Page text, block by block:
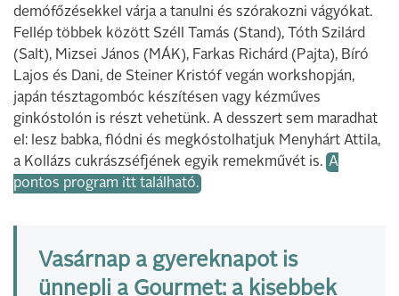
demófőzésekkel várja a tanulni és szórakozni vágyókat.
Fellép többek között Széll Tamás (Stand), Tóth Szilárd
(Salt), Mizsei János (MÁK), Farkas Richárd (Pajta), Bíró
Lajos és Dani, de Steiner Kristóf vegán workshopján,
japán tésztagombóc készítésen vagy kézműves
ginkóstolón is részt vehetünk. A desszert sem maradhat
el: lesz babka, flódni és megkóstolhatjuk Menyhárt Attila,
a Kollázs cukrászséfjének egyik remekművét is. A
pontos program itt található.
Vasárnap a gyereknapot is
ünnepli a Gourmet: a kisebbek